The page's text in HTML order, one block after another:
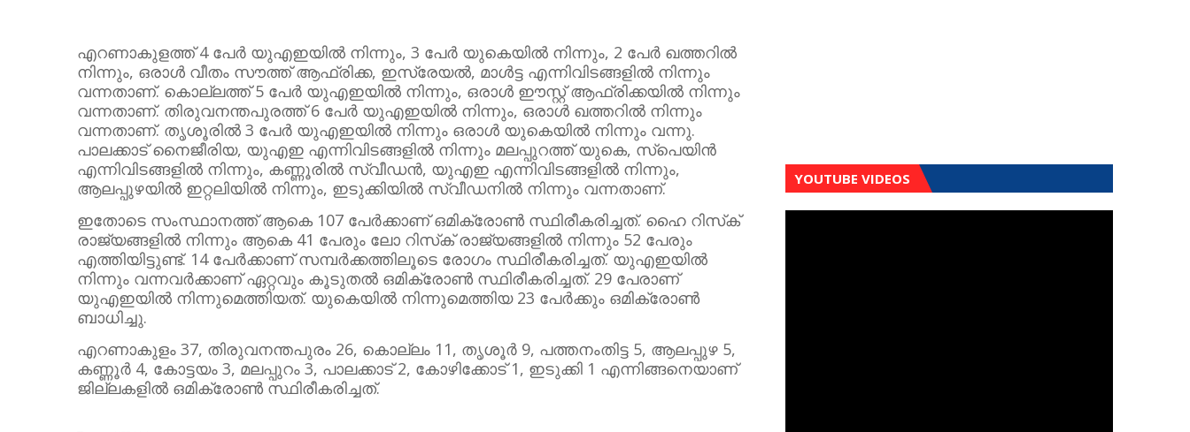
എറണാകുളത്ത് 4 പേർ യുഎഇയിൽ നിന്നും, 3 പേർ യുകെയിൽ നിന്നും, 2 പേർ ഖത്തറിൽ
നിന്നും, ഒരാൾ വീതം സൗത്ത് ആഫ്രിക്ക, ഇസ്രേയൽ, മാൾട്ട എന്നിവിടങ്ങളിൽ നിന്നും
വന്നതാണ്. കൊല്ലത്ത് 5 പേർ യുഎഇയിൽ നിന്നും, ഒരാൾ ഈസ്റ്റ് ആഫ്രിക്കയിൽ നിന്നും
വന്നതാണ്. തിരുവനന്തപുരത്ത് 6 പേർ യുഎഇയിൽ നിന്നും, ഒരാൾ ഖത്തറിൽ നിന്നും
വന്നതാണ്. തൃശൂരിൽ 3 പേർ യുഎഇയിൽ നിന്നും ഒരാൾ യുകെയിൽ നിന്നും വന്നു.
പാലക്കാട് നൈജീരിയ, യുഎഇ എന്നിവിടങ്ങളിൽ നിന്നും മലപ്പുറത്ത് യുകെ, സ്പെയിൻ
എന്നിവിടങ്ങളിൽ നിന്നും, കണ്ണൂരിൽ സ്വീഡൻ, യുഎഇ എന്നിവിടങ്ങളിൽ നിന്നും,
ആലപ്പുഴയിൽ ഇറ്റലിയിൽ നിന്നും, ഇടുക്കിയിൽ സ്വീഡനിൽ നിന്നും വന്നതാണ്.
ഇതോടെ സംസ്ഥാനത്ത് ആകെ 107 പേർക്കാണ് ഒമിക്രോൺ സ്ഥിരീകരിച്ചത്. ഹൈ റിസ്‌ക്
രാജ്യങ്ങളിൽ നിന്നും ആകെ 41 പേരും ലോ റിസ്‌ക് രാജ്യങ്ങളിൽ നിന്നും 52 പേരും
എത്തിയിട്ടുണ്ട്. 14 പേർക്കാണ് സമ്പർക്കത്തിലൂടെ രോഗം സ്ഥിരീകരിച്ചത്. യുഎഇയിൽ
നിന്നും വന്നവർക്കാണ് ഏറ്റവും കൂടുതൽ ഒമിക്രോൺ സ്ഥിരീകരിച്ചത്. 29 പേരാണ്
യുഎഇയിൽ നിന്നുമെത്തിയത്. യുകെയിൽ നിന്നുമെത്തിയ 23 പേർക്കും ഒമിക്രോൺ
ബാധിച്ചു.
എറണാകുളം 37, തിരുവനന്തപുരം 26, കൊല്ലം 11, തൃശൂർ 9, പത്തനംതിട്ട 5, ആലപ്പുഴ 5,
കണ്ണൂർ 4, കോട്ടയം 3, മലപ്പുറം 3, പാലക്കാട് 2, കോഴിക്കോട് 1, ഇടുക്കി 1 എന്നിങ്ങനെയാണ്
ജില്ലകളിൽ ഒമിക്രോൺ സ്ഥിരീകരിച്ചത്.
YOUTUBE VIDEOS